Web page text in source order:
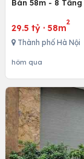
29.5 tỷ · 58m
2
Thành phố Hà Nội
hôm qua